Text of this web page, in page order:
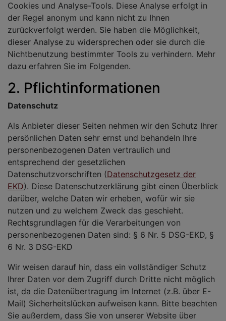
Cookies und Analyse-Tools. Diese Analyse erfolgt in
der Regel anonym und kann nicht zu Ihnen
zurückverfolgt werden. Sie haben die Möglichkeit,
dieser Analyse zu widersprechen oder sie durch die
Nichtbenutzung bestimmter Tools zu verhindern. Mehr
dazu erfahren Sie im Folgenden.
2. Pflichtinformationen
Datenschutz
Als Anbieter dieser Seiten nehmen wir den Schutz Ihrer
persönlichen Daten sehr ernst und behandeln Ihre
personenbezogenen Daten vertraulich und
entsprechend der gesetzlichen
Datenschutzvorschriften (Datenschutzgesetz der
EKD). Diese Datenschutzerklärung gibt einen Überblick
darüber, welche Daten wir erheben, wofür wir sie
nutzen und zu welchem Zweck das geschieht.
Rechtsgrundlagen für die Verarbeitungen von
personenbezogenen Daten sind: § 6 Nr. 5 DSG-EKD, §
6 Nr. 3 DSG-EKD
Wir weisen darauf hin, dass ein vollständiger Schutz
Ihrer Daten vor dem Zugriff durch Dritte nicht möglich
ist, da die Datenübertragung im Internet (z.B. über E-
Mail) Sicherheitslücken aufweisen kann. Bitte beachten
Sie außerdem, dass Sie von unserer Website über